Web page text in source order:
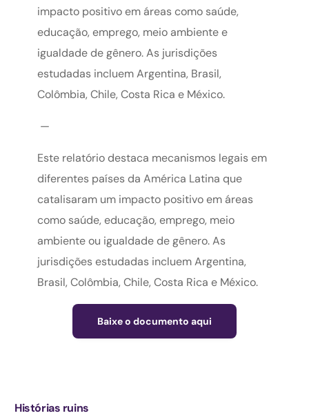
impacto positivo em áreas como saúde,
educação, emprego, meio ambiente e
igualdade de gênero. As jurisdições
estudadas incluem Argentina, Brasil,
Colômbia, Chile, Costa Rica e México.
—
Este relatório destaca mecanismos legais em
diferentes países da América Latina que
catalisaram um impacto positivo em áreas
como saúde, educação, emprego, meio
ambiente ou igualdade de gênero. As
jurisdições estudadas incluem Argentina,
Brasil, Colômbia, Chile, Costa Rica e México.
Baixe o documento aqui
Histórias ruins